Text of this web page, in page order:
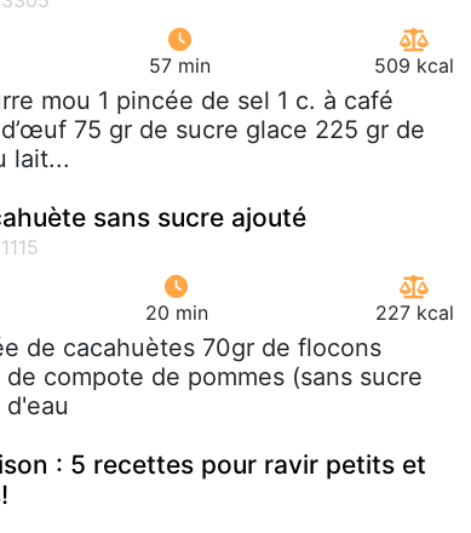
57 min 509 kcal
mou 1 pincée de sel 1 c. à café
75 gr de sucre glace 225 gr de
lait...
sans sucre ajouté
20 min 227 kcal
de cacahuètes 70gr de flocons
compote de pommes (sans sucre
: 5 recettes pour ravir petits et